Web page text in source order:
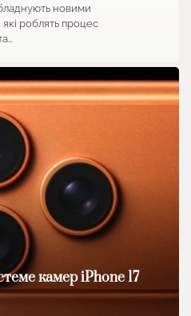
новими
роблять процес
камер iPhone 17